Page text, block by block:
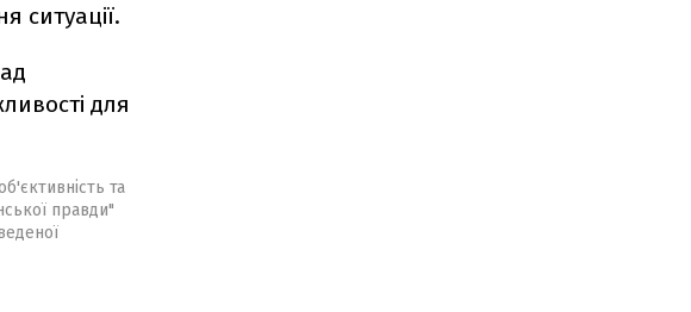
ситуації.
для
та
правди"